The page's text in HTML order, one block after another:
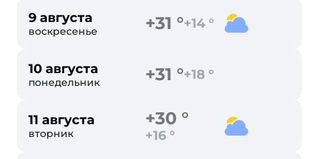
9 августа
воскресенье +31 °+14 °
10 августа
понедельник +31 °+18 °
11 августа
вторник
+30 °
+16 °